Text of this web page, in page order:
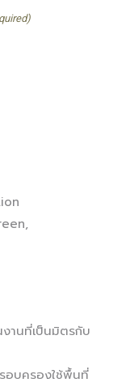
งานที่เป็นมิตรกับ
อบครองใช้พื้นที่